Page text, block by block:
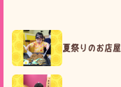
夏祭りのお店